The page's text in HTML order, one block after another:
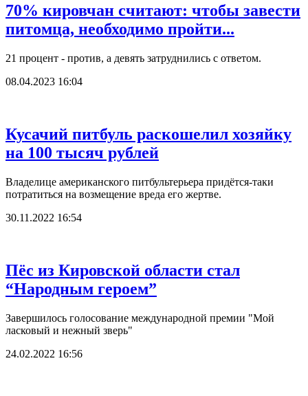
70% кировчан считают: чтобы завести
питомца, необходимо пройти...
21 процент - против, а девять затруднились с ответом.
08.04.2023 16:04
Кусачий питбуль раскошелил хозяйку
на 100 тысяч рублей
Владелице американского питбультерьера придётся-таки
потратиться на возмещение вреда его жертве.
30.11.2022 16:54
Пёс из Кировской области стал
“Народным героем”
Завершилось голосование международной премии "Мой
ласковый и нежный зверь"
24.02.2022 16:56